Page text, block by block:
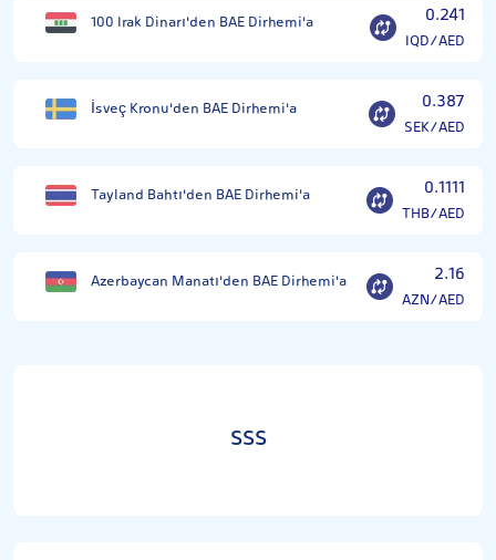
100 Irak Dinarı'den BAE Dirhemi'a 0.241
IQD/AED
İsveç Kronu'den BAE Dirhemi'a 0.387
SEK/AED
Tayland Bahtı'den BAE Dirhemi'a 0.1111
THB/AED
Azerbaycan Manatı'den BAE Dirhemi'a 2.16
AZN/AED
SSS